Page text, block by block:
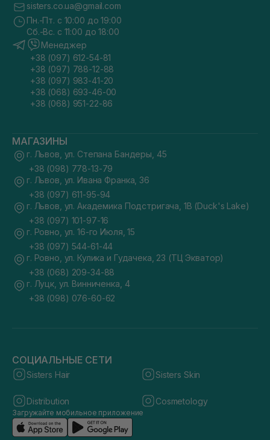
sisters.co.ua@gmail.com
Пн.-Пт. с 10:00 до 19:00
Сб.-Вс. с 11:00 до 18:00
Менеджер
+38 (097) 612-54-81
+38 (097) 788-12-88
+38 (097) 983-41-20
+38 (068) 693-46-00
+38 (068) 951-22-86
МАГАЗИНЫ
г. Львов, ул. Степана Бандеры, 45
+38 (098) 778-13-79
г. Львов, ул. Ивана Франка, 36
+38 (097) 611-95-94
г. Львов, ул. Академика Подстригача, 1В (Duck's Lake)
+38 (097) 101-97-16
г. Ровно, ул. 16-го Июля, 15
+38 (097) 544-61-44
г. Ровно, ул. Кулика и Гудачека, 23 (ТЦ Экватор)
+38 (068) 209-34-88
г. Луцк, ул. Винниченка, 4
+38 (098) 076-60-62
СОЦИАЛЬНЫЕ СЕТИ
Sisters Hair Sisters Skin
Distribution Cosmetology
Загружайте мобильное приложение